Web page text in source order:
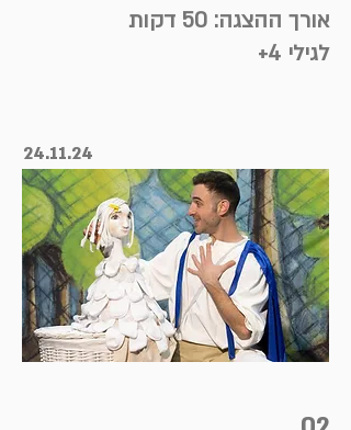
אורך ההצגה: 50 דקות
לגילי 4+
24.11.24